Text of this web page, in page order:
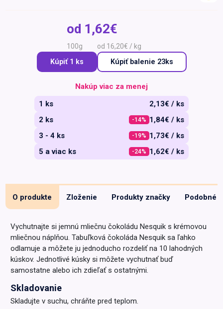
Darčekové
poukazy
Recepty
Drogéria a kozmetika
od 1,62€
100g od 16,20€ / kg
Kúpiť 1 ks Kúpiťbalenie 23ks
Nakúp viac za menej
1 ks
2,13€ / ks
2 ks
-14% 1,84€ / ks
3 - 4 ks
-19% 1,73€ / ks
5 a viac ks
-24% 1,62€ / ks
O produkte Zloženie Produkty značky Podobné
Vychutnajte si jemnú mliečnu čokoládu Nesquik s krémovou
mliečnou náplňou. Tabuľková čokoláda Nesquik sa ľahko
odlamuje a môžete ju jednoducho rozdeliť na 10 lahodných
kúskov. Jednotlivé kúsky si môžete vychutnať buď
samostatne alebo ich zdieľať s ostatnými.
Skladovanie
Skladujte v suchu, chráňte pred teplom.